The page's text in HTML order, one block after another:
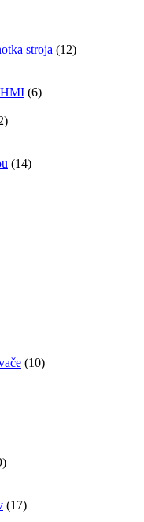
stroja (12)
HMI (6)
(14)
(10)
(17)